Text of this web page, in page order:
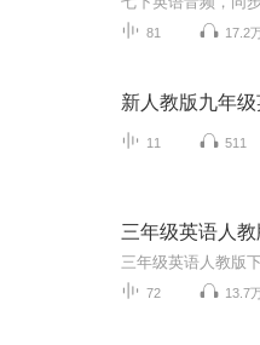
81 17.2
新人教版九年级
11 511
三年级英语人
72 13.7